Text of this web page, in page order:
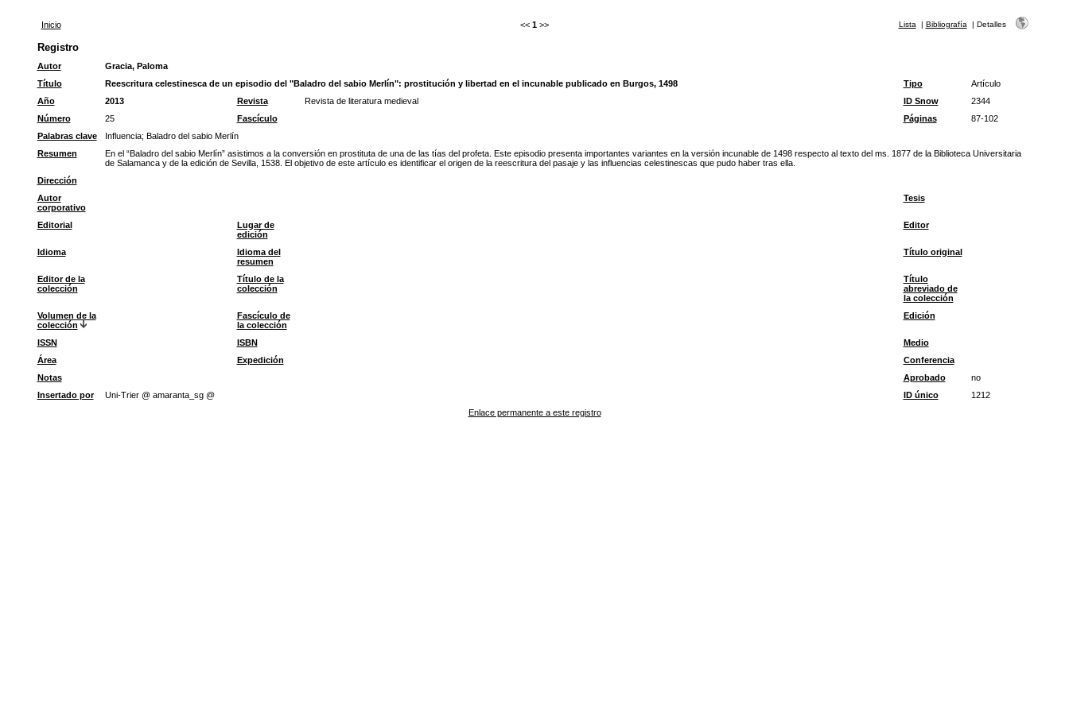
Inicio << 1 >> Lista | Bibliografía | Detalles
Registro
Autor
Gracia, Paloma
Título
Reescritura celestinesca de un episodio del "Baladro del sabio Merlín": prostitución y libertad en el incunable publicado en Burgos, 1498 Tipo
Artículo
Año
2013 Revista Revista de literatura medieval ID Snow
2344
Número
25 Fascículo Páginas
87-102
Palabras clave
Influencia; Baladro del sabio Merlín
Resumen
En el “Baladro del sabio Merlín” asistimos a la conversión en prostituta de una de las tías del profeta. Este episodio presenta importantes variantes en la versión incunable de 1498 respecto al texto del ms. 1877 de la Biblioteca Universitaria
de Salamanca y de la edición de Sevilla, 1538. El objetivo de este artículo es identificar el origen de la reescritura del pasaje y las influencias celestinescas que pudo haber tras ella.
Dirección
Autor
corporativo
Tesis
Editorial
Lugar de
edición
Editor
Idioma
Idioma del
resumen
Título original
Editor de la
colección
Título de la
colección
Título
abreviado de
la colección
Volumen de la
colección
Fascículo de
la colección
Edición
ISSN ISBN
Medio
Área
Expedición
Conferencia
Notas
Aprobado
no
Insertado por
Uni-Trier @ amaranta_sg @ ID único
1212
Enlace permanente a este registro